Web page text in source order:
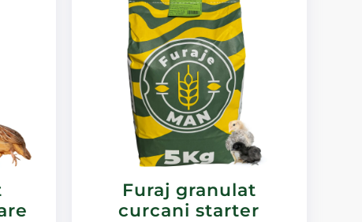
Furaj granulat
curcani starter